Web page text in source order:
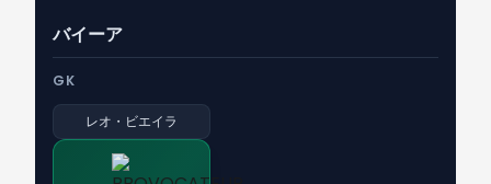
バイーア
GK
レオ・ビエイラ